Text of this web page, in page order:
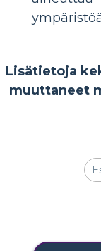
Lisätietoja
muuttaneet